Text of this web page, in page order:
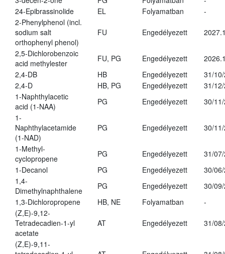
24-Epibrassinolide
EL Folyamatban
-
2-Phenylphenol (incl.
sodium salt
orthophenyl phenol)
FU Engedélyezett
2,5-Dichlorobenzoic
acid methylester
FU, PG Engedélyezett
2,4-DB
HB Engedélyezett
31/
2,4-D
HB, PG Engedélyezett
31/
1-Naphthylacetic
acid (1-NAA)
PG Engedélyezett
30/
1-
Naphthylacetamide
(1-NAD)
PG Engedélyezett 30/
1-Methyl-
cyclopropene
PG Engedélyezett
31/
1-Decanol
PG Engedélyezett
30/
1,4-
Dimethylnaphthalene
PG Engedélyezett
30/
1,3-Dichloropropene
HB, NE Folyamatban
-
(Z,E)-9,12-
Tetradecadien-1-yl
acetate
AT Engedélyezett 31/
(Z,E)-9,11-